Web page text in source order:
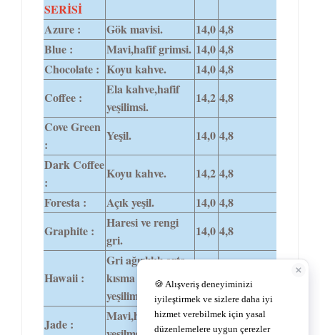
SERİSİ
Azure : Gök mavisi. 14,0 4,8
Blue :
Mavi,hafif grimsi. 14,0 4,8
Chocolate : Koyu kahve. 14,0 4,8
Coffee :
Ela kahve,hafif
yeşilimsi.
14,2 4,8
Cove Green
:
Yeşil. 14,0 4,8
Dark Coffee
:
Koyu kahve. 14,2 4,8
Foresta :
Açık yeşil. 14,0 4,8
Graphite :
Haresi ve rengi
gri.
14,0 4,8
Hawaii :
Gri ağırlıklı orta
kısma doğru hafif
yeşilimsi.
14,2 4,8
Jade :
Mavi,hafif
14,0 4,8